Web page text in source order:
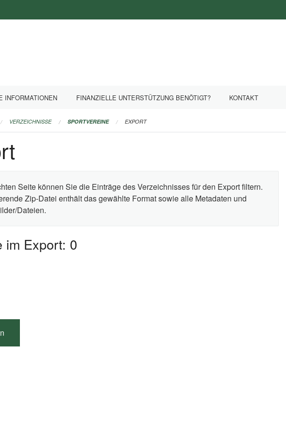
INFORMATIONEN FINANZIELLE UNTERSTÜTZUNG BENÖTIGT? KONTAKT
VERZEICHNISSE SPORTVEREINE EXPORT
Seite können Sie die Einträge des Verzeichnisses für den Export filtern.
Zip-Datei enthält das gewählte Format sowie alle Metadaten und
Dateien.
im Export: 0